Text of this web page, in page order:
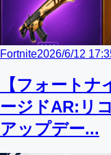
Fortnite2026/6/12
【フォート
ージドAR:リ
アップデー...